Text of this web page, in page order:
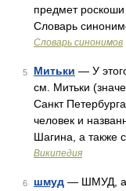
предмет
Словарь
Словарь синонимов
5 Митьки — У
см. Митьки
Санкт
человек и
Шагина, а также
Википедия
6 шмуд — ШМУД, а,